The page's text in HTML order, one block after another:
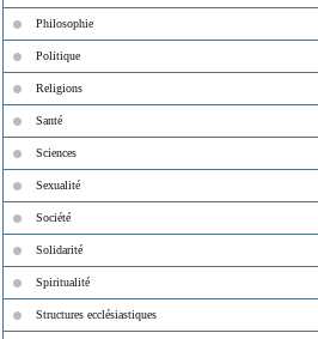
Philosophie
Politique
Religions
Santé
Sciences
Sexualité
Société
Solidarité
Spiritualité
Structures ecclésiastiques